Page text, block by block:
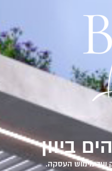
ביוון
ועד מימוש העסקה.